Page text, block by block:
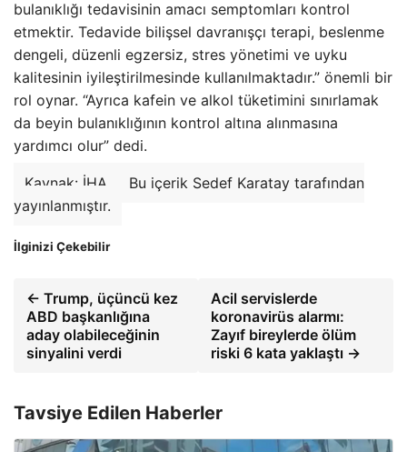
bulanıklığı tedavisinin amacı semptomları kontrol
etmektir. Tedavide bilişsel davranışçı terapi, beslenme
dengeli, düzenli egzersiz, stres yönetimi ve uyku
kalitesinin iyileştirilmesinde kullanılmaktadır.” önemli bir
rol oynar. “Ayrıca kafein ve alkol tüketimini sınırlamak
da beyin bulanıklığının kontrol altına alınmasına
yardımcı olur” dedi.
Kaynak: İHA
Bu içerik Sedef Karatay tarafından
yayınlanmıştır.
İlginizi Çekebilir
← Trump, üçüncü kez
ABD başkanlığına
aday olabileceğinin
sinyalini verdi
Acil servislerde
koronavirüs alarmı:
Zayıf bireylerde ölüm
riski 6 kata yaklaştı →
Tavsiye Edilen Haberler